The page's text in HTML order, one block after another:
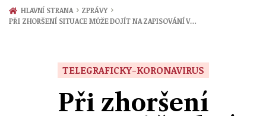
Zprávy
Ekonomika
HLAVNÍ STRANA › ZPRÁVY ›
PŘI ZHORŠENÍ SITUACE MŮŽE DOJÍT NA ZAPISOVÁNÍ V…
TELEGRAFICKY-KORONAVIRUS
Při zhoršení